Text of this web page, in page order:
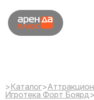
>Каталог>
Игротека Форт Боярд>